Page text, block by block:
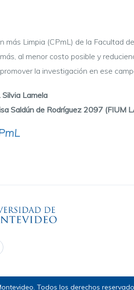
más Limpia (CPmL) de la Facultad
al menor costo posible y
la investigación en ese
Silvia Lamela
Saldún de Rodríguez 2097 (FIUM
Todos los derechos